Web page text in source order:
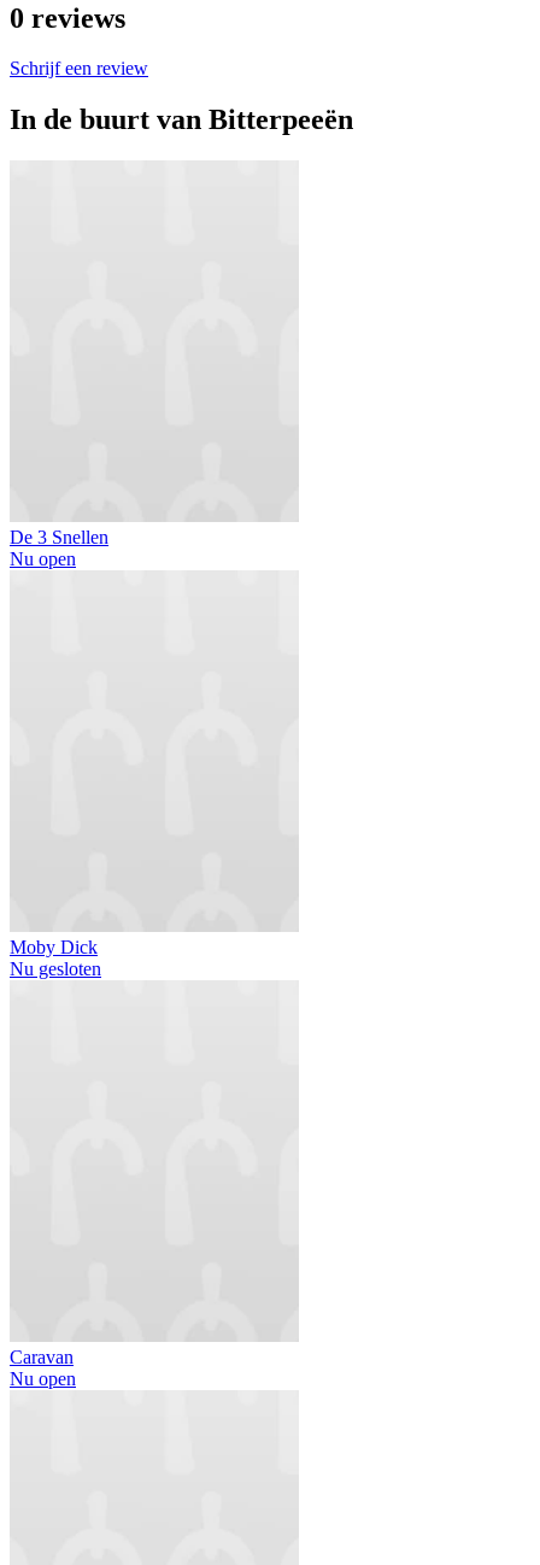
0 reviews
Schrijf een review
In de buurt van Bitterpeeën
De 3 Snellen
Nu open
Moby Dick
Nu gesloten
Caravan
Nu open